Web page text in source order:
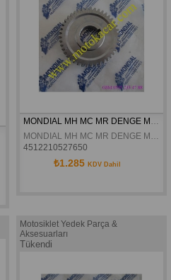
MONDIAL MH MC MR DENGE MILI DISLI KARSILIGI  43T ORJINAL
MONDIAL MH MC MR DENGE MILI DISLI KARSILIGI 43T ORJINAL
4512210527650
₺1.285 KDV Dahil
Motosiklet Yedek Parça &
Aksesuarları
Tükendi